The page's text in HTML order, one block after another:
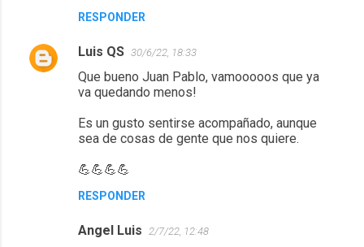
RESPONDER
Luis QS 30/6/22, 18:33
Que bueno Juan Pablo, vamooooos que ya
va quedando menos!
Es un gusto sentirse acompañado, aunque
sea de cosas de gente que nos quiere.
💪💪💪💪
RESPONDER
Angel Luis 2/7/22, 12:48